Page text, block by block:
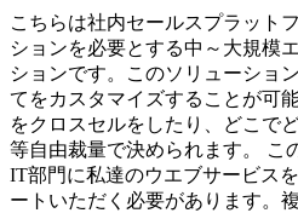
こちらは社内セールスプラット
ションを必要とする中～大規模
ションです。このソリューショ
てをカスタマイズすることが可
をクロスセルをしたり、どこで
等自由裁量で決められます。 こ
IT部門に私達のウエブサービス
ートいただく必要があります。